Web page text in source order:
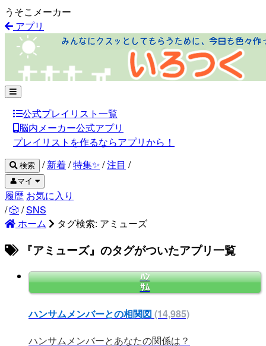
うそこメーカー
アプリ
公式プレイリスト一覧
脳内メーカー公式アプリ
プレイリストを作るならアプリから！
検索 / 新着/特集✨ /注目 /
👤マイ
履歴 お気に入り
/🎲 /SNS
ホーム
タグ検索: アミューズ
『アミューズ』のタグがついたアプリ一覧
ﾊﾝ
ｻﾑ
ハンサムメンバーとの相関図 (14,985)
ハンサムメンバーとあなたの関係は？